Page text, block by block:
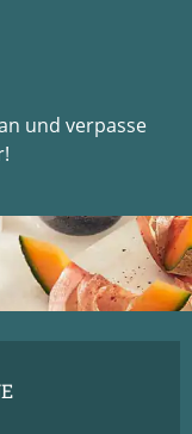
und verpasse